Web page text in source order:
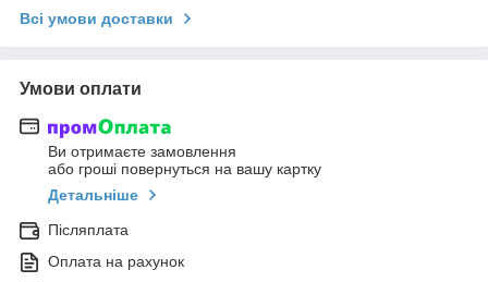
Всі умови доставки
Умови оплати
Ви отримаєте замовлення
або гроші повернуться на вашу картку
Детальніше
Післяплата
Оплата на рахунок